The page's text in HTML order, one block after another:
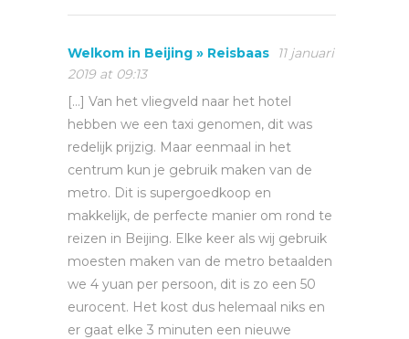
Welkom in Beijing » Reisbaas
11 januari
2019 at 09:13
[…] Van het vliegveld naar het hotel
hebben we een taxi genomen, dit was
redelijk prijzig. Maar eenmaal in het
centrum kun je gebruik maken van de
metro. Dit is supergoedkoop en
makkelijk, de perfecte manier om rond te
reizen in Beijing. Elke keer als wij gebruik
moesten maken van de metro betaalden
we 4 yuan per persoon, dit is zo een 50
eurocent. Het kost dus helemaal niks en
er gaat elke 3 minuten een nieuwe